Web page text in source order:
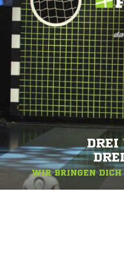
DREI
WIR BRINGEN